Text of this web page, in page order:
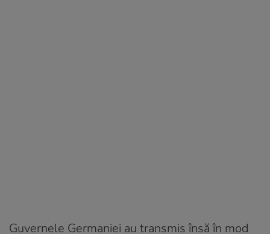
Guvernele Germaniei au transmis însă în mod